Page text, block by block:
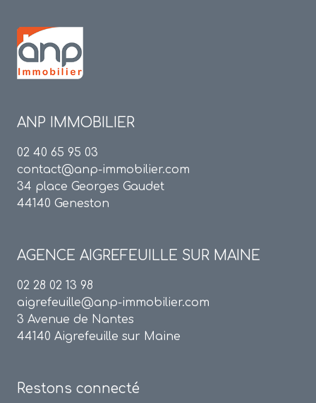
ANP IMMOBILIER
02 40 65 95 03
contact@anp-immobilier.com
34 place Georges Gaudet
44140 Geneston
AGENCE AIGREFEUILLE SUR MAINE
02 28 02 13 98
aigrefeuille@anp-immobilier.com
3 Avenue de Nantes
44140 Aigrefeuille sur Maine
Restons connecté